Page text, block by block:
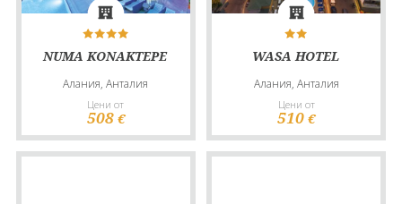
NUMA KONAKTEPE
Алания, Анталия
Цени от
508 €
WASA HOTEL
Алания, Анталия
Цени от
510 €